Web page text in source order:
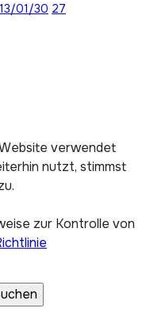
01/30 27
verwendet
nutzt, stimmst
zur Kontrolle von